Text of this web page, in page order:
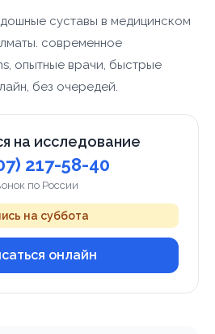
суставы в медицинском
современное
опытные врачи, быстрые
без очередей.
на исследование
217-58-40
по России
на суббота
онлайн